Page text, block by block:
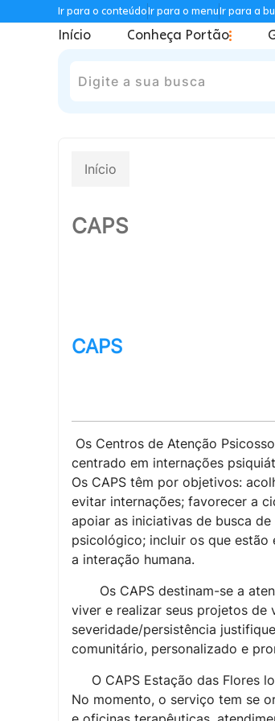
Ir para o conteúdoIr para o menuIr para a
Início Conheça Portão
Início
CAPS
CAPS
Os Centros de Atenção
centrado em internações
Os CAPS têm por objetivos:
evitar internações; favorecer a
apoiar as iniciativas de busca
psicológico; incluir os que
a interação humana.
Os CAPS destinam-se a
viver e realizar seus projetos de
severidade/persistência
comunitário, personalizado e
O CAPS Estação das Flores
No momento, o serviço tem se